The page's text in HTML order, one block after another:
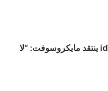
موظف في id Software ينتقد مايكروسوفت: “لا